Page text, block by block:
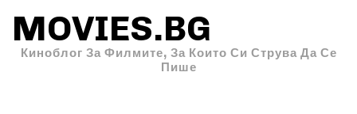
MOVIES.BG
Киноблог За Филмите, За Които Си Струва Да Се
Пише